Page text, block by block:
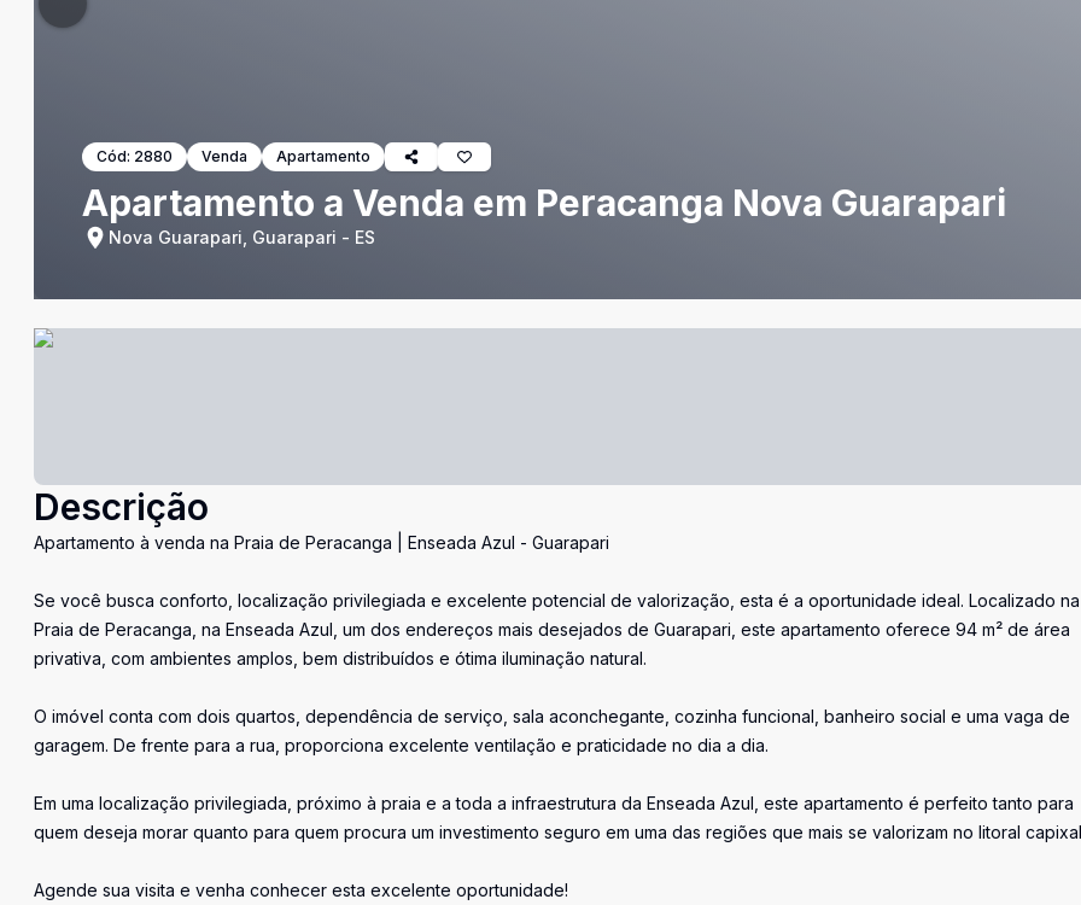
Cód: 2880 Venda Apartamento
Apartamento a Venda em Peracanga Nova Guarapari
Nova Guarapari, Guarapari - ES
Descrição
Apartamento à venda na Praia de Peracanga | Enseada Azul - Guarapari
Se você busca conforto, localização privilegiada e excelente potencial de valorização, esta é a oportunidade ideal. Localizado na
Praia de Peracanga, na Enseada Azul, um dos endereços mais desejados de Guarapari, este apartamento oferece 94 m² de área
privativa, com ambientes amplos, bem distribuídos e ótima iluminação natural.
O imóvel conta com dois quartos, dependência de serviço, sala aconchegante, cozinha funcional, banheiro social e uma vaga de
garagem. De frente para a rua, proporciona excelente ventilação e praticidade no dia a dia.
Em uma localização privilegiada, próximo à praia e a toda a infraestrutura da Enseada Azul, este apartamento é perfeito tanto para
quem deseja morar quanto para quem procura um investimento seguro em uma das regiões que mais se valorizam no litoral
Agende sua visita e venha conhecer esta excelente oportunidade!